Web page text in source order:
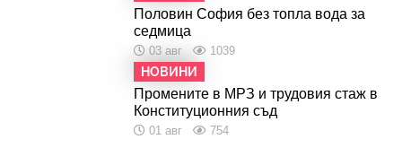
Половин София без топла вода за
седмица
03 авг 1039
НОВИНИ
Промените в МРЗ и трудовия стаж в
Конституционния съд
01 авг 754